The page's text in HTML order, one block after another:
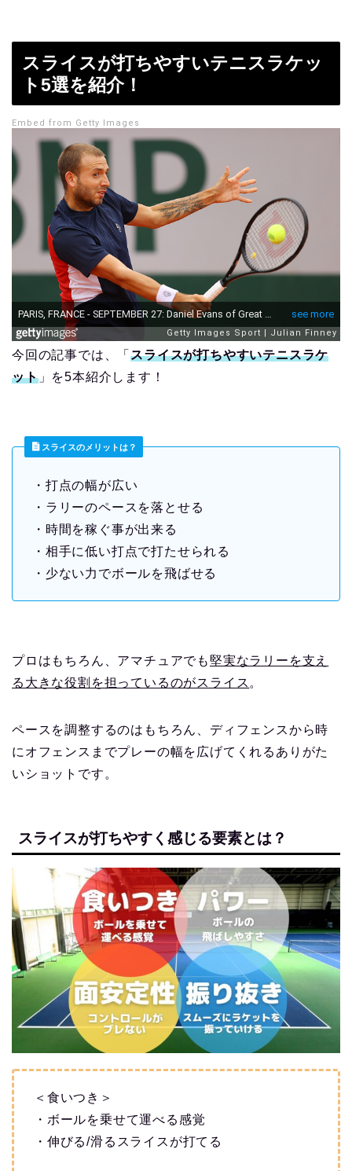
スライスが打ちやすいテニスラケッ
ト5選を紹介！
Embed from Getty Images
今回の記事では、「スライスが打ちやすいテニスラケ
ット」を5本紹介します！
スライスのメリットは？
・打点の幅が広い
・ラリーのペースを落とせる
・時間を稼ぐ事が出来る
・相手に低い打点で打たせられる
・少ない力でボールを飛ばせる
プロはもちろん、アマチュアでも堅実なラリーを支え
る大きな役割を担っているのがスライス 。
ペースを調整するのはもちろん、ディフェンスから時
にオフェンスまでプレーの幅を広げてくれるありがた
いショットです。
スライスが打ちやすく感じる要素とは？
＜食いつき＞
・ボールを乗せて運べる感覚
・伸びる/滑るスライスが打てる